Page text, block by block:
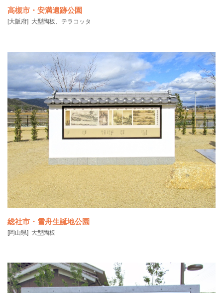
高槻市・安満遺跡公園
[大阪府] 大型陶板、テラコッタ
総社市・雪舟生誕地公園
[岡山県] 大型陶板